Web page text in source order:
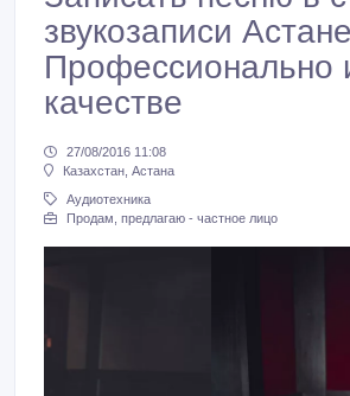
звукозаписи
Профессионально
качестве
27/08/2016 11:08
Казахстан, Астана
Аудиотехника
Продам, предлагаю - частное лицо